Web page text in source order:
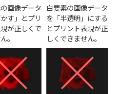
画像データ
す」とプリ
が正しくで
。
白要素の画像データ
を「半透明」にする
とプリント表現が正
しくできません。